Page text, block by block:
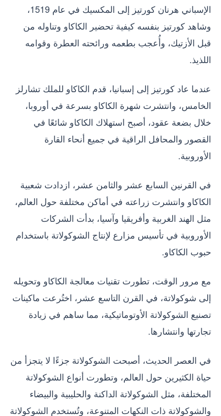
الإسباني هرنان كورتيز إلى المكسيك في عام 1519،
وشاهد كورتيز بنفسه كيفية تحضير الكاكاو وتناوله من
قبل الأزتيك، وأُعجب بطعمه ورائحته العطرة وقوامه
اللذيذ.
عندما عاد كورتيز إلى إسبانيا، قدم الكاكاو للملك تشارلز
الخامس، وانتشرت شهرة الكاكاو بسرعة في أوروبا،
خلال بضعة عقود، أصبح استهلاك الكاكاو شائعًا في
القصور والمحافل الراقية في جميع أنحاء القارة
الأوروبية.
في القرنين السابع عشر والثامن عشر، ازدادت شعبية
الكاكاو وانتشرت زراعته في أماكن مختلفة حول العالم،
مثل الهند الغربية وأفريقيا وآسيا، بدأت الشركات
الأوروبية في تأسيس مزارع لإنتاج الشوكولاتة باستخدام
حبوب الكاكاو.
مع مرور الوقت، تطورت تقنيات معالجة الكاكاو وتحويله
إلى شوكولاتة، في القرن التاسع عشر، اختُرعت ماكينات
تصنيع الشوكولاتة الأوتوماتيكية، مما ساهم في زيادة
تجارتها وانتشارها.
في العصر الحديث، أصبحت الشوكولاتة جزءًا لا يتجزأ من
حياة الكثيرين حول العالم، وتطورت أنواع الشوكولاتة
المختلفة، مثل الشوكولاتة الداكنة والحليبية والبيضاء
والشوكولاتة ذات النكهات المتنوعة، وتُستخدم الشوكولاتة